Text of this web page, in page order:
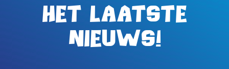
Het laatste
nieuws!